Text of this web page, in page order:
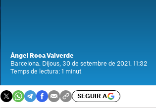
Ángel Roca Valverde
Barcelona. Dijous, 30 de setembre de 2021. 11:32
Temps de lectura: 1 minut
SEGUIR A